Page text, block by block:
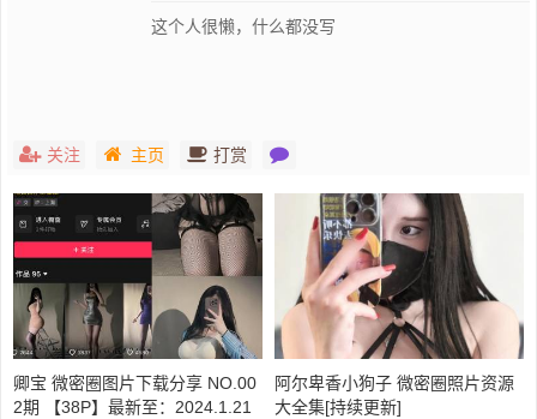
这个人很懒，什么都没写
关注 主页 打赏
卿宝 微密圈图片下载分享 NO.00
2期 【38P】最新至：2024.1.21
阿尔卑香小狗子 微密圈照片资源
大全集[持续更新]